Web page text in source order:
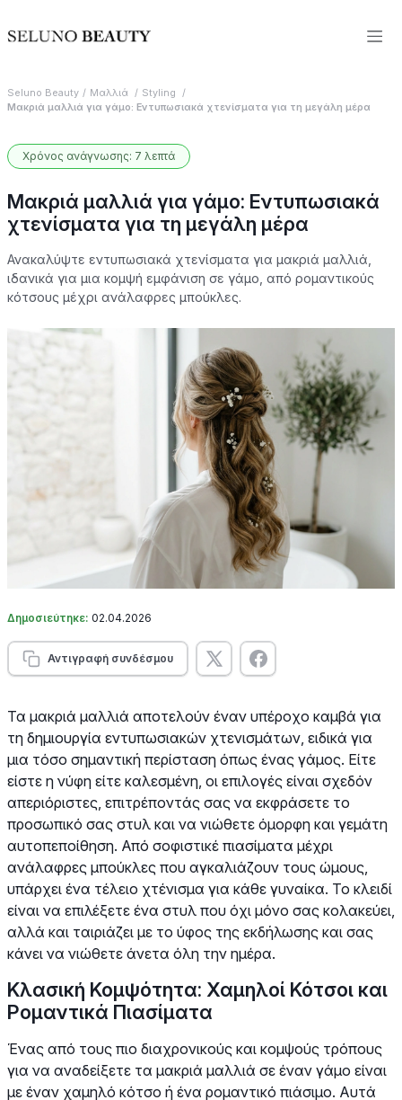
Seluno Beauty Μαλλιά
Styling
Μακριά μαλλιά για γάμο: Εντυπωσιακά χτενίσματα για τη μεγάλη μέρα
Χρόνος ανάγνωσης: 7 λεπτά
Μακριά μαλλιά για γάμο: Εντυπωσιακά
χτενίσματα για τη μεγάλη μέρα
Ανακαλύψτε εντυπωσιακά χτενίσματα για μακριά μαλλιά,
ιδανικά για μια κομψή εμφάνιση σε γάμο, από ρομαντικούς
κότσους μέχρι ανάλαφρες μπούκλες.
Δημοσιεύτηκε: 02.04.2026
Αντιγραφή συνδέσμου
Τα μακριά μαλλιά αποτελούν έναν υπέροχο καμβά για
τη δημιουργία εντυπωσιακών χτενισμάτων, ειδικά για
μια τόσο σημαντική περίσταση όπως ένας γάμος. Είτε
είστε η νύφη είτε καλεσμένη, οι επιλογές είναι σχεδόν
απεριόριστες, επιτρέποντάς σας να εκφράσετε το
προσωπικό σας στυλ και να νιώθετε όμορφη και γεμάτη
αυτοπεποίθηση. Από σοφιστικέ πιασίματα μέχρι
ανάλαφρες μπούκλες που αγκαλιάζουν τους ώμους,
υπάρχει ένα τέλειο χτένισμα για κάθε γυναίκα. Το κλειδί
είναι να επιλέξετε ένα στυλ που όχι μόνο σας κολακεύει,
αλλά και ταιριάζει με το ύφος της εκδήλωσης και σας
κάνει να νιώθετε άνετα όλη την ημέρα.
Κλασική Κομψότητα: Χαμηλοί Κότσοι και
Ρομαντικά Πιασίματα
Ένας από τους πιο διαχρονικούς και κομψούς τρόπους
για να αναδείξετε τα μακριά μαλλιά σε έναν γάμο είναι
με έναν χαμηλό κότσο ή ένα ρομαντικό πιάσιμο. Αυτά